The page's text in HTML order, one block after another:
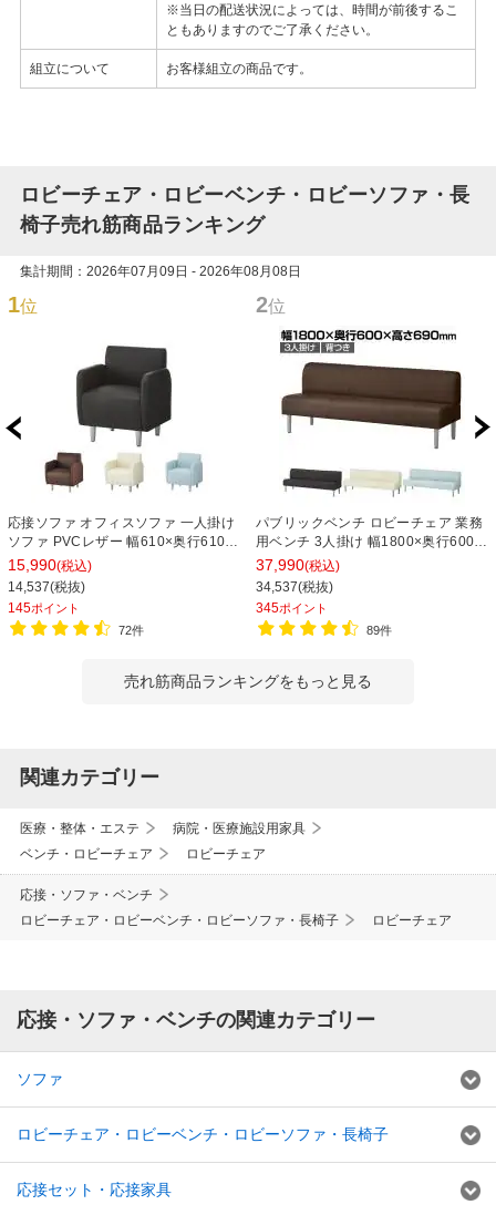
※当日の配送状況によっては、時間が前後するこ
ともありますのでご了承ください。
組立について お客様組立の商品です。
ロビーチェア・ロビーベンチ・ロビーソファ・長
椅子売れ筋商品ランキング
集計期間：2026年07月09日 - 2026年08月08日
1位
応接ソファ オフィスソファ 一人掛け
ソファ PVCレザー 幅610×奥行610×
高さ710mm ベルセア
15,990(税込)
14,537(税抜)
145ポイント
72件
2位
パブリックベンチ ロビーチェア 業務
用ベンチ 3人掛け 幅1800×奥行600×
高さ690×座高400mm 背つき レザー
37,990(税込)
34,537(税抜)
345ポイント
89件
売れ筋商品ランキングをもっと見る
関連カテゴリー
医療・整体・エステ
病院・医療施設用家具
ベンチ・ロビーチェア
ロビーチェア
応接・ソファ・ベンチ
ロビーチェア・ロビーベンチ・ロビーソファ・長椅子
ロビーチェア
応接・ソファ・ベンチの関連カテゴリー
ソファ
ロビーチェア・ロビーベンチ・ロビーソファ・長椅子
応接セット・応接家具